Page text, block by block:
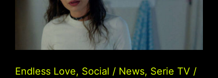
puntate
Endless Love, Social / News, Serie TV /